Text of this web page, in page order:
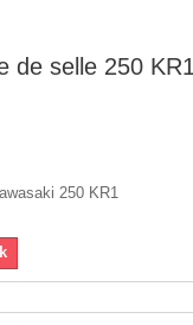
de selle 250 KR1
250 KR1